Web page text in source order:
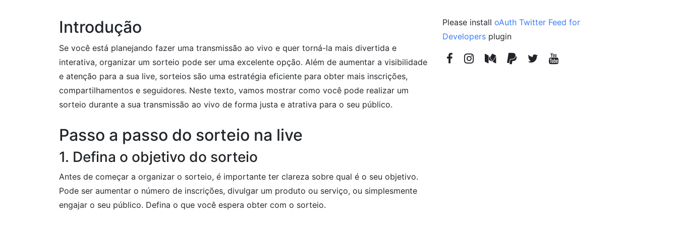
Introdução
Se você está planejando fazer uma transmissão ao vivo e quer torná-la mais divertida e
interativa, organizar um sorteio pode ser uma excelente opção. Além de aumentar a visibilidade
e atenção para a sua live, sorteios são uma estratégia eficiente para obter mais inscrições,
compartilhamentos e seguidores. Neste texto, vamos mostrar como você pode realizar um
sorteio durante a sua transmissão ao vivo de forma justa e atrativa para o seu público.
Passo a passo do sorteio na live
1. Defina o objetivo do sorteio
Antes de começar a organizar o sorteio, é importante ter clareza sobre qual é o seu objetivo.
Pode ser aumentar o número de inscrições, divulgar um produto ou serviço, ou simplesmente
engajar o seu público. Defina o que você espera obter com o sorteio.
Please install oAuth Twitter Feed for
Developers plugin